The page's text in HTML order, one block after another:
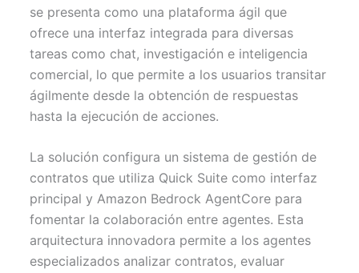
se presenta como una plataforma ágil que
ofrece una interfaz integrada para diversas
tareas como chat, investigación e inteligencia
comercial, lo que permite a los usuarios transitar
ágilmente desde la obtención de respuestas
hasta la ejecución de acciones.
La solución configura un sistema de gestión de
contratos que utiliza Quick Suite como interfaz
principal y Amazon Bedrock AgentCore para
fomentar la colaboración entre agentes. Esta
arquitectura innovadora permite a los agentes
especializados analizar contratos, evaluar